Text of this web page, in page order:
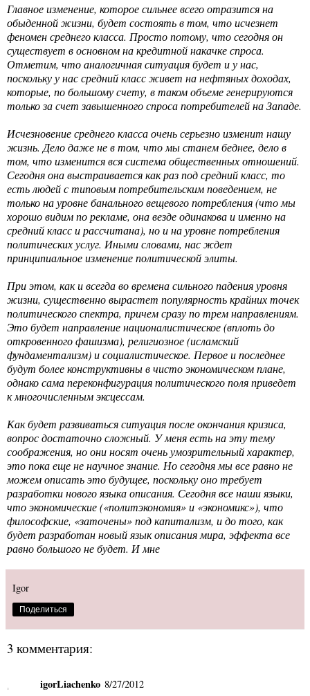
Главное изменение, которое сильнее всего отразится на
обыденной жизни, будет состоять в том, что исчезнет
феномен среднего класса. Просто потому, что сегодня он
существует в основном на кредитной накачке спроса.
Отметим, что аналогичная ситуация будет и у нас,
поскольку у нас средний класс живет на нефтяных доходах,
которые, по большому счету, в таком объеме генерируются
только за счет завышенного спроса потребителей на Западе.
Исчезновение среднего класса очень серьезно изменит нашу
жизнь. Дело даже не в том, что мы станем беднее, дело в
том, что изменится вся система общественных отношений.
Сегодня она выстраивается как раз под средний класс, то
есть людей с типовым потребительским поведением, не
только на уровне банального вещевого потребления (что мы
хорошо видим по рекламе, она везде одинакова и именно на
средний класс и рассчитана), но и на уровне потребления
политических услуг. Иными словами, нас ждет
принципиальное изменение политической элиты.
При этом, как и всегда во времена сильного падения уровня
жизни, существенно вырастет популярность крайних точек
политического спектра, причем сразу по трем направлениям.
Это будет направление националистическое (вплоть до
откровенного фашизма), религиозное (исламский
фундаментализм) и социалистическое. Первое и последнее
будут более конструктивны в чисто экономическом плане,
однако сама переконфигурация политического поля приведет
к многочисленным эксцессам.
Как будет развиваться ситуация после окончания кризиса,
вопрос достаточно сложный. У меня есть на эту тему
соображения, но они носят очень умозрительный характер,
это пока еще не научное знание. Но сегодня мы все равно не
можем описать это будущее, поскольку оно требует
разработки нового языка описания. Сегодня все наши языки,
что экономические («политэкономия» и «экономикс»), что
философские, «заточены» под капитализм, и до того, как
будет разработан новый язык описания мира, эффекта все
равно большого не будет. И мне
Igor
Поделиться
3 комментария:
igorLiachenko 8/27/2012